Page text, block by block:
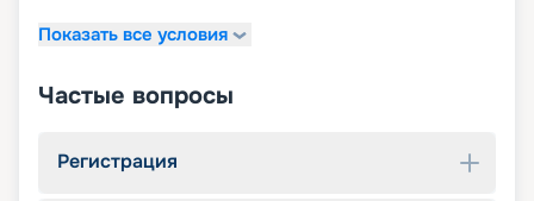
Показать все условия
Частые вопросы
Регистрация